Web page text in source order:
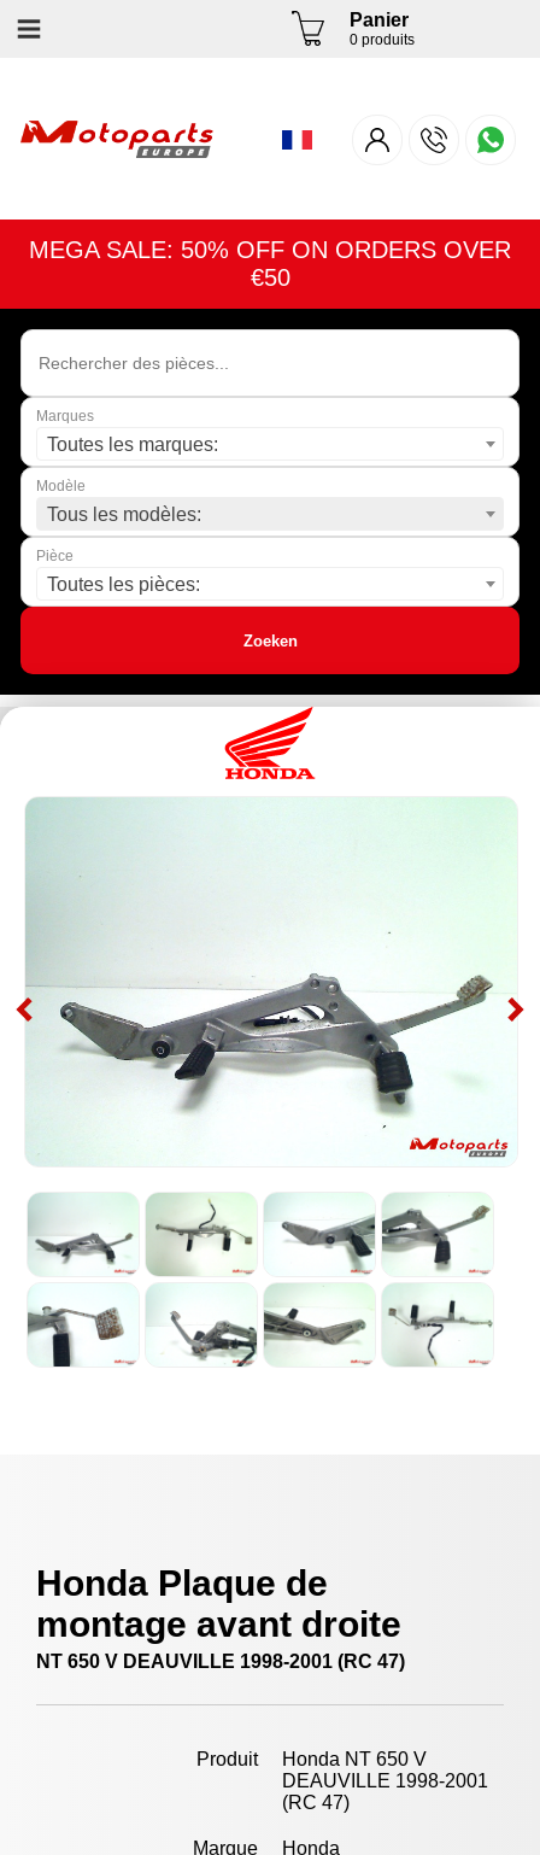
Panier
0 produits
MEGA SALE: 50% OFF ON ORDERS OVER
€50
Marques
Toutes les marques:
Modèle
Tous les modèles:
Pièce
Toutes les pièces:
Zoeken
Honda Plaque de
montage avant droite
NT 650 V DEAUVILLE 1998-2001 (RC 47)
Produit
Honda NT 650 V
DEAUVILLE 1998-2001
(RC 47)
Marque Honda